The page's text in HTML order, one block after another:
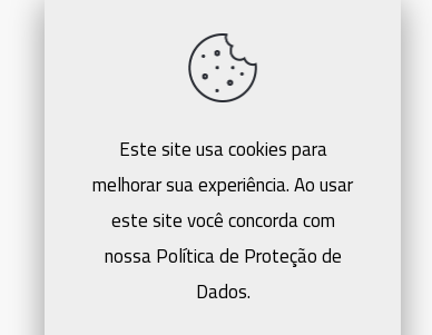
Este site usa cookies para
melhorar sua experiência. Ao usar
este site você concorda com
nossa Política de Proteção de
Dados.